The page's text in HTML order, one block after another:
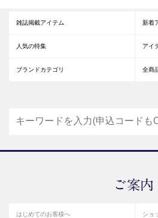
雑誌掲載アイテム 新着
人気の特集 アイ
ブランドカテゴリ 全商
はじめてのお客様へ ショ